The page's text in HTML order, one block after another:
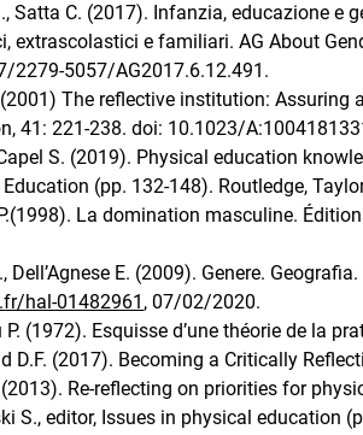
Satta C. (2017). Infanzia, educazione e
extrascolastici e familiari. AG About
2279-5057/AG2017.6.12.491.
The reflective institution:
41: 221-238. doi: 10.1023/
S. (2019). Physical education
(pp. 132-148). Routledge,
La domination masculine.
Dell’Agnese E. (2009). Genere.
hal-01482961 , 07/02/2020.
P. (1972). Esquisse d’une théorie de la
D.F. (2017). Becoming a Critically
(2013). Re-reflecting on priorities for
S., editor, Issues in physical education